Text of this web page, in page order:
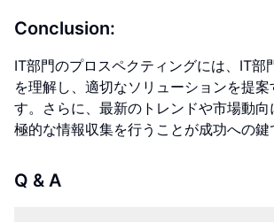
Conclusion:
IT部門のプロスペクティングには、IT部
を理解し、適切なソリューションを提
す。さらに、最新のトレンドや市場動
極的な情報収集を行うことが成功への鍵
Q & A